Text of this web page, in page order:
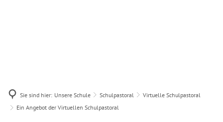
Sie sind hier: Unsere Schule Schulpastoral
Virtuelle Schulpastoral
Ein Angebot der Virtuellen Schulpastoral